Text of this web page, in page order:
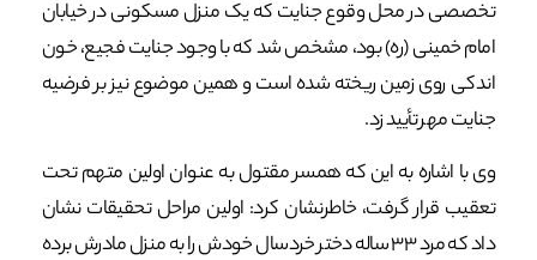
تخصصی در محل وقوع جنایت که یک منزل مسکونی در خیابان
امام خمینی (ره) بود، مشخص شد که با وجود جنایت فجیع، خون
اندکی روی زمین ریخته شده است و همین موضوع نیز بر فرضیه
جنایت مهر تأیید زد.
وی با اشاره به این که همسر مقتول به عنوان اولین متهم تحت
تعقیب قرار گرفت، خاطرنشان کرد: اولین مراحل تحقیقات نشان
داد که مرد ۳۳ ساله دختر خردسال خودش را به منزل مادرش برده